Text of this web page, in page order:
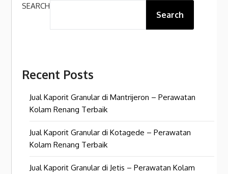
SEARCH
Search
Recent Posts
Jual Kaporit Granular di Mantrijeron – Perawatan
Kolam Renang Terbaik
Jual Kaporit Granular di Kotagede – Perawatan
Kolam Renang Terbaik
Jual Kaporit Granular di Jetis – Perawatan Kolam